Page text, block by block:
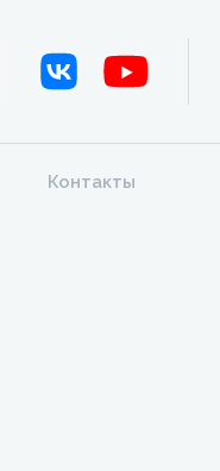
Контакты